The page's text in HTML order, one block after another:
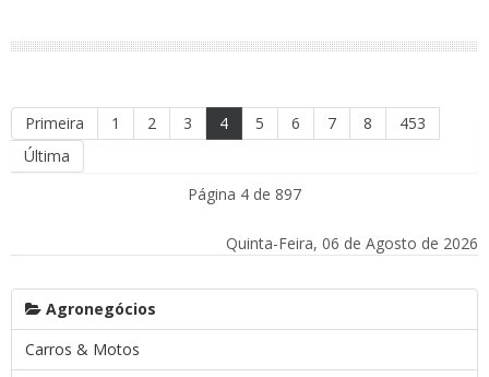
Primeira 1 2 3 4 5 6 7 8
453
Última
Página 4 de 897
Quinta-Feira, 06 de Agosto de 2026
Agronegócios
Carros & Motos